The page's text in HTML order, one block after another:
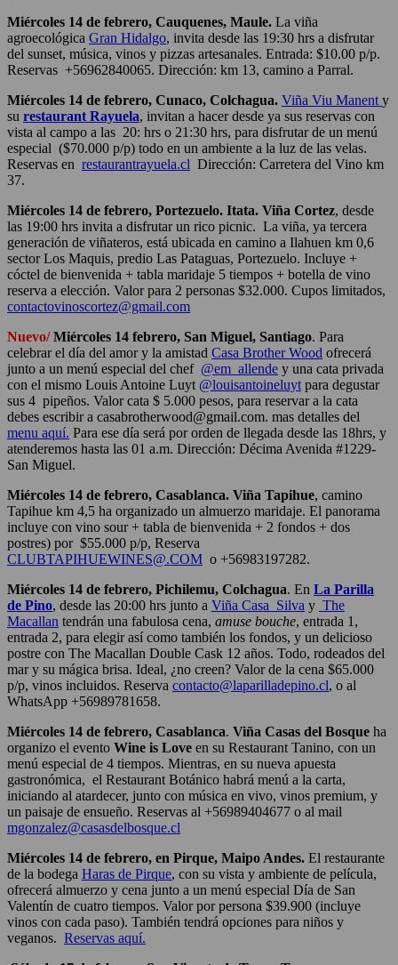
Miércoles 14 de febrero, Cauquenes, Maule. La viña
agroecológica Gran Hidalgo, invita desde las 19:30 hrs a disfrutar
del sunset, música, vinos y pizzas artesanales. Entrada: $10.00 p/p.
Reservas +56962840065. Dirección: km 13, camino a Parral.
Miércoles 14 de febrero, Cunaco, Colchagua. Viña Viu Manent y
su restaurant Rayuela, invitan a hacer desde ya sus reservas con
vista al campo a las 20: hrs o 21:30 hrs, para disfrutar de un menú
especial ($70.000 p/p) todo en un ambiente a la luz de las velas.
Reservas en restaurantrayuela.cl Dirección: Carretera del Vino km
37.
Miércoles 14 de febrero, Portezuelo. Itata. Viña Cortez, desde
las 19:00 hrs invita a disfrutar un rico picnic. La viña, ya tercera
generación de viñateros, está ubicada en camino a Ilahuen km 0,6
sector Los Maquis, predio Las Pataguas, Portezuelo. Incluye +
cóctel de bienvenida + tabla maridaje 5 tiempos + botella de vino
reserva a elección. Valor para 2 personas $32.000. Cupos limitados,
contactovinoscortez@gmail.com
Nuevo/Miércoles 14 febrero, San Miguel, Santiago. Para
celebrar el día del amor y la amistad Casa Brother Wood ofrecerá
junto a un menú especial del chef @em_allende y una cata privada
con el mismo Louis Antoine Luyt @louisantoineluyt para degustar
sus 4 pipeños. Valor cata $ 5.000 pesos, para reservar a la cata
debes escribir a casabrotherwood@gmail.com. mas detalles del
menu aquí. Para ese día será por orden de llegada desde las 18hrs, y
atenderemos hasta las 01 a.m. Dirección: Décima Avenida #1229-
San Miguel.
Miércoles 14 de febrero, Casablanca. Viña Tapihue, camino
Tapihue km 4,5 ha organizado un almuerzo maridaje. El panorama
incluye con vino sour + tabla de bienvenida + 2 fondos + dos
postres) por $55.000 p/p, Reserva
CLUBTAPIHUEWINES@.COM o +56983197282.
Miércoles 14 de febrero, Pichilemu, Colchagua. En La Parilla
de Pino, desde las 20:00 hrs junto a Viña Casa_Silva y The
Macallan tendrán una fabulosa cena, amuse bouche, entrada 1,
entrada 2, para elegir así como también los fondos, y un delicioso
postre con The Macallan Double Cask 12 años. Todo, rodeados del
mar y su mágica brisa. Ideal, ¿no creen? Valor de la cena $65.000
p/p, vinos incluidos. Reserva contacto@laparilladepino.cl, o al
WhatsApp +56989781658.
Miércoles 14 de febrero, Casablanca. Viña Casas del Bosque ha
organizo el evento Wine is Love en su Restaurant Tanino, con un
menú especial de 4 tiempos. Mientras, en su nueva apuesta
gastronómica, el Restaurant Botánico habrá menú a la carta,
iniciando al atardecer, junto con música en vivo, vinos premium, y
un paisaje de ensueño. Reservas al +56989404677 o al mail
mgonzalez@casasdelbosque.cl
Miércoles 14 de febrero, en Pirque, Maipo Andes. El restaurante
de la bodega Haras de Pirque, con su vista y ambiente de película,
ofrecerá almuerzo y cena junto a un menú especial Día de San
Valentín de cuatro tiempos. Valor por persona $39.900 (incluye
vinos con cada paso). También tendrá opciones para niños y
veganos. Reservas aquí.